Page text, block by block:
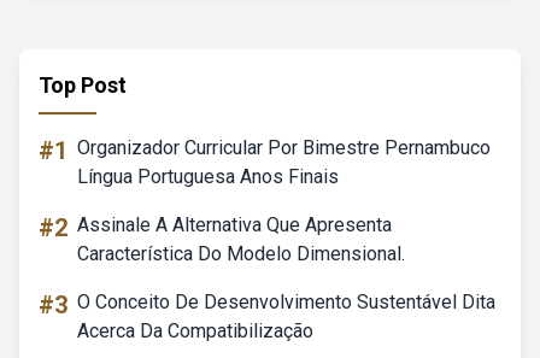
Top Post
#1 Organizador Curricular Por Bimestre Pernambuco
Língua Portuguesa Anos Finais
#2 Assinale A Alternativa Que Apresenta
Característica Do Modelo Dimensional.
#3 O Conceito De Desenvolvimento Sustentável Dita
Acerca Da Compatibilização